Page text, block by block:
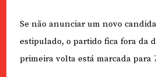
Se não anunciar um novo
estipulado, o partido fica fora da
primeira volta está marcada para